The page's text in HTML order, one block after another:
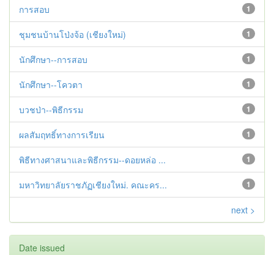
1
การสอบ
1
ชุมชนบ้านโป่งจ้อ (เชียงใหม่)
1
นักศึกษา--การสอบ
1
นักศึกษา--โควตา
1
บวชป่า--พิธีกรรม
1
ผลสัมฤทธิ์ทางการเรียน
1
พิธีทางศาสนาและพิธีกรรม--ดอยหล่อ ...
1
มหาวิทยาลัยราชภัฏเชียงใหม่. คณะคร...
next >
Date issued